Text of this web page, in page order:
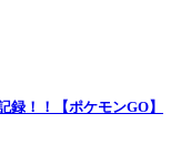
録！！【ポケモンGO】